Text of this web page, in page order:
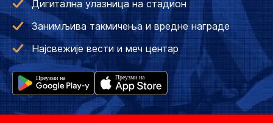
Дигитална улазница на стадион
Занимљива такмичења и вредне награде
Најсвежије вести и меч центар